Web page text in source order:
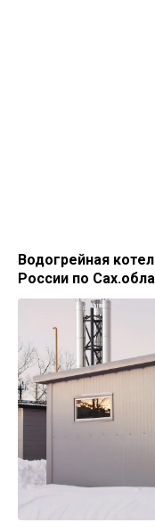
Водогрейная
России по